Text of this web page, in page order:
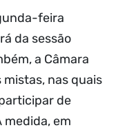
feira
da sessão
a Câmara
mistas, nas quais
de
medida, em